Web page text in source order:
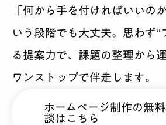
「何から手を付ければいいの
いう段階でも大丈夫。思わず“
る提案力で、課題の整理から
ワンストップで伴走します。
ホームページ制作の無
談はこちら